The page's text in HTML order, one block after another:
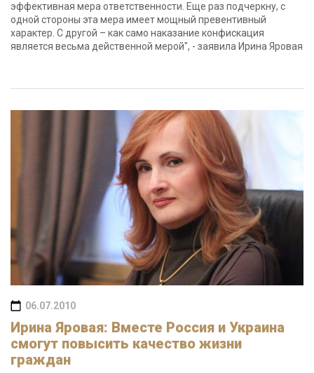
эффективная мера ответственности. Еще раз подчеркну, с
одной стороны эта мера имеет мощный превентивный
характер. С другой – как само наказание конфискация
является весьма действенной мерой", - заявила Ирина Яровая
06.07.2010
Ирина Яровая: Вместе Россия и Украина
смогут повысить качество жизни
граждан